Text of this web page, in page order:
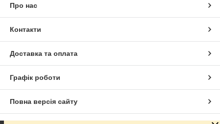
Про нас
Контакти
Доставка та оплата
Графік роботи
Повна версія сайту